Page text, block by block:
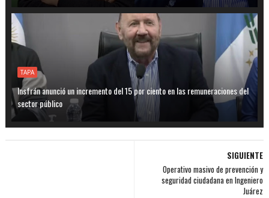
TAPA
Insfrán anunció un incremento del 15 por ciento en las remuneraciones del
sector público
SIGUIENTE
Operativo masivo de prevención y
seguridad ciudadana en Ingeniero
Juárez